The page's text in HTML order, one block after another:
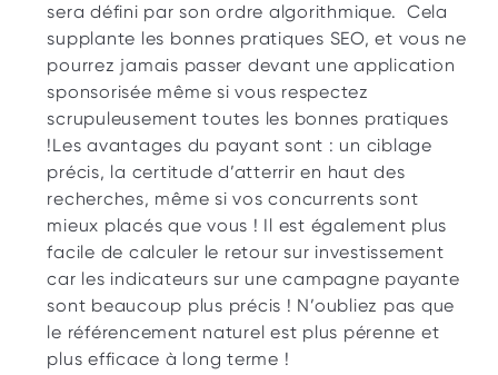
sera défini par son ordre algorithmique.  Cela
supplante les bonnes pratiques SEO, et vous ne
pourrez jamais passer devant une application
sponsorisée même si vous respectez
scrupuleusement toutes les bonnes pratiques
!Les avantages du payant sont : un ciblage
précis, la certitude d’atterrir en haut des
recherches, même si vos concurrents sont
mieux placés que vous ! Il est également plus
facile de calculer le retour sur investissement
car les indicateurs sur une campagne payante
sont beaucoup plus précis ! N’oubliez pas que
le référencement naturel est plus pérenne et
plus efficace à long terme !